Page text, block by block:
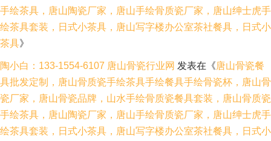
手绘茶具，唐山陶瓷厂家，唐山手绘骨质瓷厂家，唐山绅士虎手
绘茶具套装，日式小茶具，唐山写字楼办公室茶社餐具，日式小
茶具》
陶小白：133-1554-6107 唐山骨瓷行业网 发表在《唐山骨瓷餐
具批发定制，唐山骨质瓷手绘茶具手绘餐具手绘骨瓷杯，唐山骨
瓷厂家，唐山骨瓷品牌，山水手绘骨质瓷餐具套装，唐山骨质瓷
手绘茶具，唐山陶瓷厂家，唐山手绘骨质瓷厂家，唐山绅士虎手
绘茶具套装，日式小茶具，唐山写字楼办公室茶社餐具，日式小